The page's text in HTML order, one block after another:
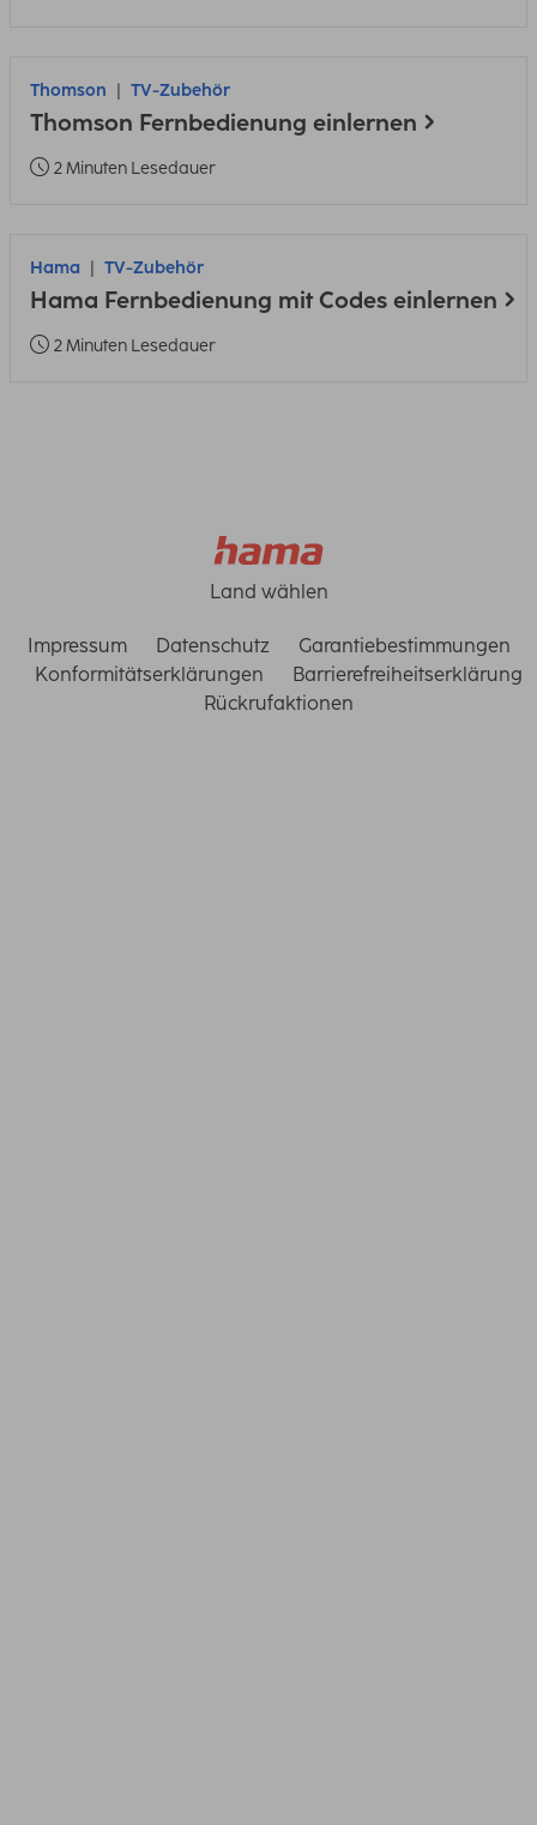
Thomson TV-Zubehör
Thomson Fernbedienung einlernen
2 Minuten Lesedauer
Hama TV-Zubehör
Hama Fernbedienung mit Codes einlernen
2 Minuten Lesedauer
Land wählen
Impressum Datenschutz
Garantiebestimmungen
Konformitätserklärungen
Barrierefreiheitserklärung
Rückrufaktionen